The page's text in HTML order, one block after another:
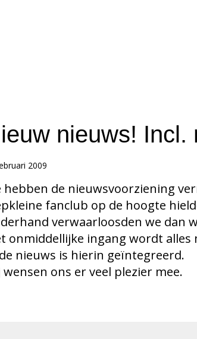
nieuws! Incl.
2009
hebben de nieuwsvoorziening
fanclub op de hoogte
verwaarloosden we dan
onmiddellijke ingang wordt
nieuws is hierin geïntegreerd.
wensen ons er veel plezier mee.